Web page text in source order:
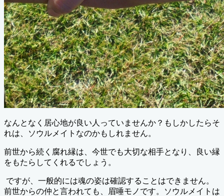
なんとなく居心地が良い人っていませんか？もしかしたらそ
れは、ソウルメイトなのかもしれません。
前世から続く腐れ縁は、今世でも大切な相手となり、良い縁
をもたらしてくれるでしょう。
ですが、一般的には魂の姿は確認することはできません。
前世からの仲と言われても、眉唾モノです。ソウルメイトは